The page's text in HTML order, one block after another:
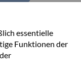
essentielle
Funktionen der